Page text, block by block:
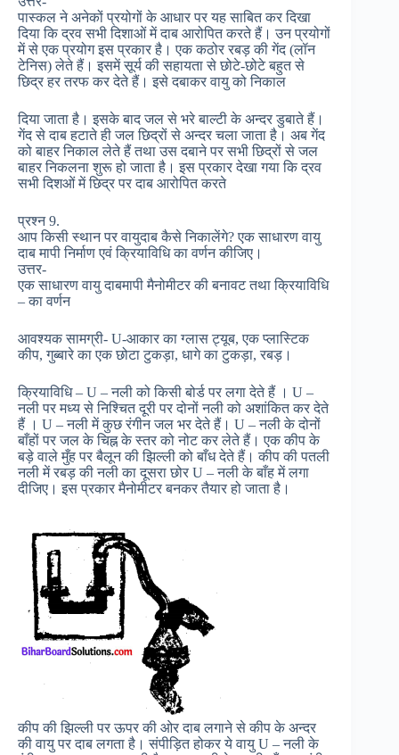
पास्कल ने अनेकों प्रयोगों के आधार पर यह साबित कर दिखा
दिया कि द्रव सभी दिशाओं में दाब आरोपित करते हैं। उन प्रयोगों
में से एक प्रयोग इस प्रकार है। एक कठोर रबड़ की गेंद (लॉन
टेनिस) लेते हैं। इसमें सूर्य की सहायता से छोटे-छोटे बहुत से
छिद्र हर तरफ कर देते हैं। इसे दबाकर वायु को निकाल
दिया जाता है। इसके बाद जल से भरे बाल्टी के अन्दर डुबाते हैं।
गेंद से दाब हटाते ही जल छिद्रों से अन्दर चला जाता है। अब गेंद
को बाहर निकाल लेते हैं तथा उस दबाने पर सभी छिद्रों से जल
बाहर निकलना शुरू हो जाता है। इस प्रकार देखा गया कि द्रव
सभी दिशओं में छिद्र पर दाब आरोपित करते
प्रश्न 9.
आप किसी स्थान पर वायुदाब कैसे निकालेंगे? एक साधारण वायु
दाब मापी निर्माण एवं क्रियाविधि का वर्णन कीजिए।
उत्तर-
एक साधारण वायु दाबमापी मैनोमीटर की बनावट तथा क्रियाविधि
– का वर्णन
आवश्यक सामग्री- U-आकार का ग्लास ट्यूब, एक प्लास्टिक
कीप, गुब्बारे का एक छोटा टुकड़ा, धागे का टुकड़ा, रबड़।
क्रियाविधि – U – नली को किसी बोर्ड पर लगा देते हैं । U –
नली पर मध्य से निश्चित दूरी पर दोनों नली को अशांकित कर देते
हैं । U – नली में कुछ रंगीन जल भर देते हैं। U – नली के दोनों
बाँहों पर जल के चिह्न के स्तर को नोट कर लेते हैं। एक कीप के
बड़े वाले मुँह पर बैलून की झिल्ली को बाँध देते हैं। कीप की पतली
नली में रबड़ की नली का दूसरा छोर U – नली के बाँह में लगा
दीजिए। इस प्रकार मैनोमीटर बनकर तैयार हो जाता है।
कीप की झिल्ली पर ऊपर की ओर दाब लगाने से कीप के अन्दर
की वायु पर दाब लगता है। संपीड़ित होकर ये वायु U – नली के